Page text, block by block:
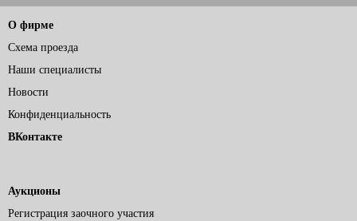
О фирме
Схема проезда
Наши специалисты
Новости
Конфиденциальность
ВКонтакте
Аукционы
Регистрация заочного участия